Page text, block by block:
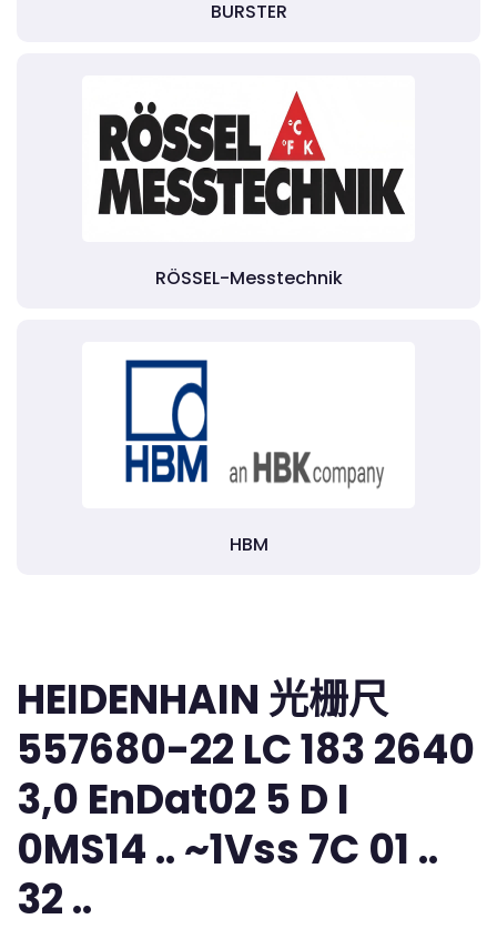
BURSTER
RÖSSEL-Messtechnik
HBM
HEIDENHAIN 光栅尺
557680-22 LC 183 2640
3,0 EnDat02 5 D I
0MS14 .. ~1Vss 7C 01 ..
32 ..